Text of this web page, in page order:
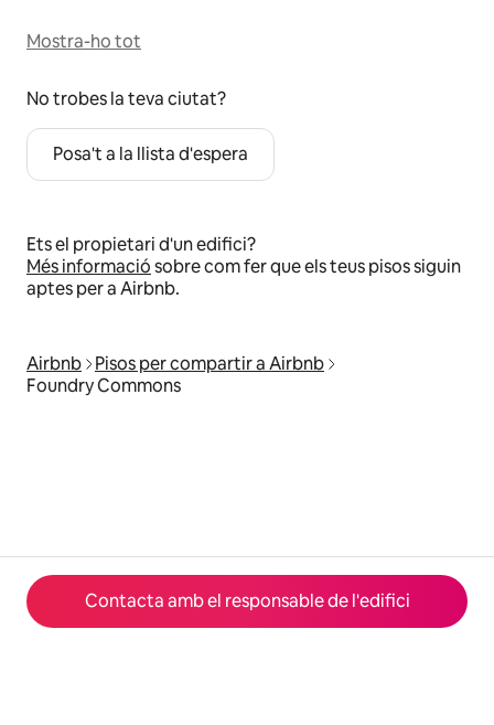
Contacta amb el responsable de l'edifici
Mostra-ho tot
No trobes la teva ciutat?
Posa't a la llista d'espera
Ets el propietari d'un edifici?
Més informaciósobre com fer que els teus pisos siguin
aptes per a Airbnb.
Airbnb
Pisos per compartir a Airbnb
Foundry Commons